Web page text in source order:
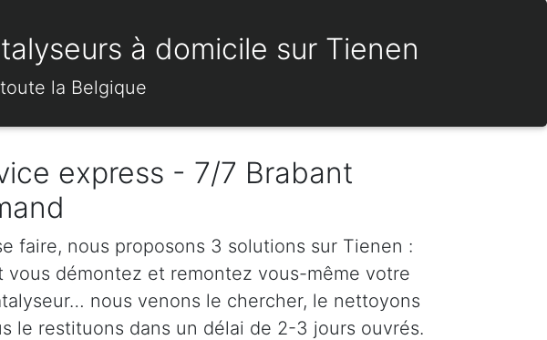
à domicile sur Tienen
la Belgique
express - 7/7 Brabant
faire, nous proposons 3 solutions sur Tienen :
vous démontez et remontez vous-même votre
nous venons le chercher, le nettoyons
le restituons dans un délai de 2-3 jours ouvrés.